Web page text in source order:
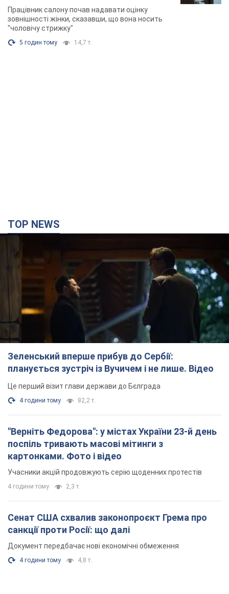
розгорівся скандал. Фото
Працівник салону почав надавати оцінку
зовнішності жінки, сказавши, що вона носить
"чоловічу стрижку"
5 годин тому 14,7 т.
TOP NEWS
Зеленський вперше прибув до Сербії:
планується зустріч із Вучичем і не лише. Відео
Це перший візит глави держави до Бєлграда
4 години тому 82,2 т.
"Верніть Федорова": у містах України 23-й день
поспіль тривають масові мітинги з
картонками. Фото і відео
Учасники акцій продовжують серію щоденних протестів
4 години тому 2,3 т.
Сенат США схвалив законопроєкт Грема про
санкції проти Росії: що далі
Документ передбачає нові економічні обмеження
4 години тому 4,8 т.